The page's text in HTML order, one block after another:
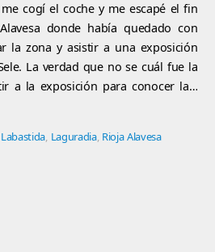
cogí el coche y me escapé el fin
donde había quedado con
la zona y asistir a una exposición
La verdad que no se cuál fue la
a la exposición para conocer la…
Labastida, Laguradia, Rioja Alavesa